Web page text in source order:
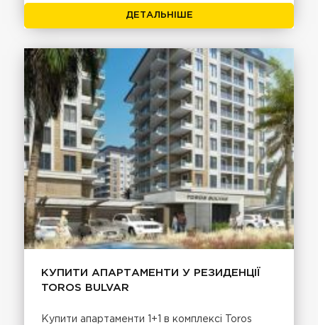
ДЕТАЛЬНІШЕ
КУПИТИ АПАРТАМЕНТИ У РЕЗИДЕНЦІЇ
TOROS BULVAR
Купити апартаменти 1+1 в комплексі Toros